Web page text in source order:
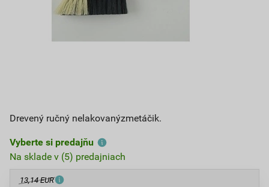
Drevený ručný nelakovanýzmetáčik.
Vyberte si predajňu
Na sklade v (5) predajniach
13,14 EUR